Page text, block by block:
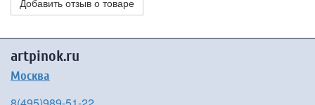
Добавить отзыв о товаре
artpinok.ru
Москва